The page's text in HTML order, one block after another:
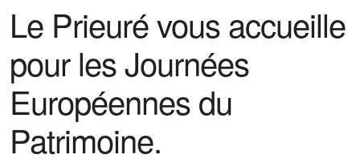
Le Prieuré vous accueille
pour les Journées
Européennes du
Patrimoine.